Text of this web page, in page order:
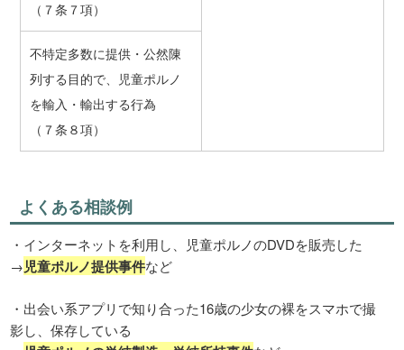
（７条７項）
不特定多数に提供・公然陳
列する目的で、児童ポルノ
を輸入・輸出する行為
（７条８項）
よくある相談例
・インターネットを利用し、児童ポルノのDVDを販売した
→児童ポルノ提供事件など
・出会い系アプリで知り合った16歳の少女の裸をスマホで撮
影し、保存している